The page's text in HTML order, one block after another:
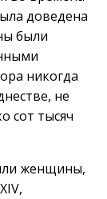
доведена
были
никогда
не
сот тысяч
женщины,